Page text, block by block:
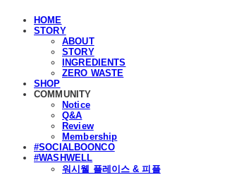
HOME
STORY
ABOUT
STORY
INGREDIENTS
ZERO WASTE
SHOP
COMMUNITY
Notice
Q&A
Review
Membership
#SOCIALBOONCO
#WASHWELL
워시웰 플레이스 & 피플